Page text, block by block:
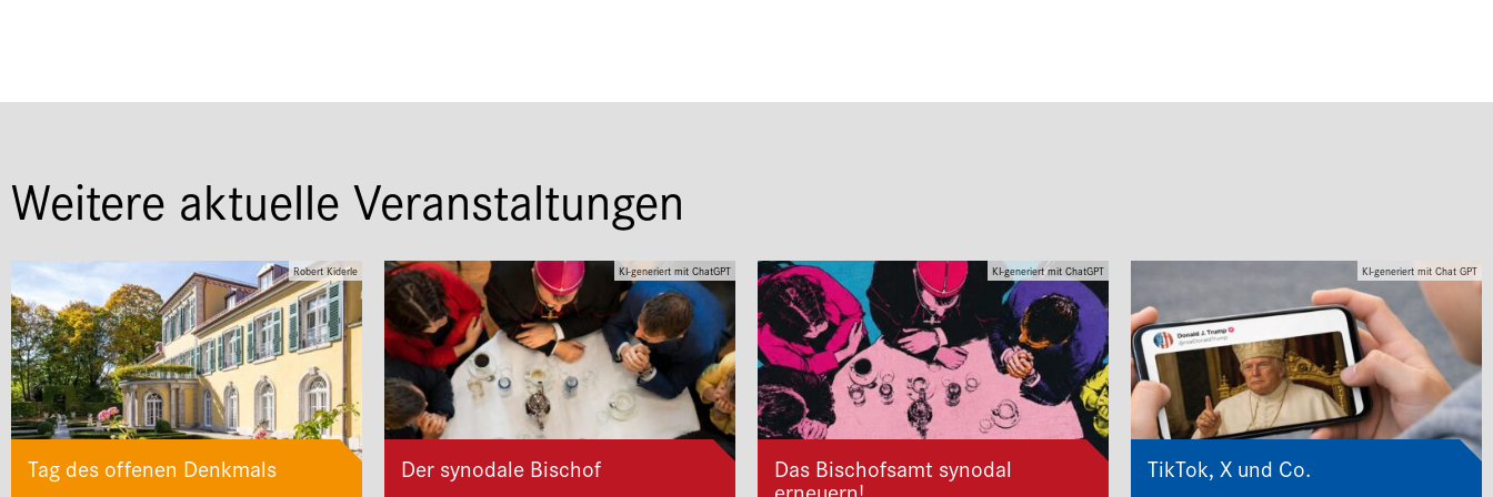
Weitere aktuelle Veranstaltungen
Robert Kiderle
Tag des offenen Denkmals
KI-generiert mit ChatGPT
Der synodale Bischof
KI-generiert mit ChatGPT
Das Bischofsamt synodal
KI-generiert mit Chat GPT
TikTok, X und Co.